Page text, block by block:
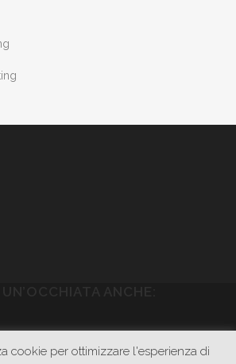
cookie per ottimizzare l'esperienza di